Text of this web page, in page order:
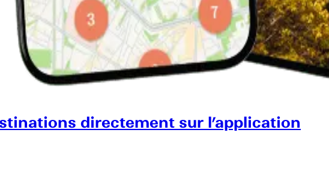
directement sur l’application